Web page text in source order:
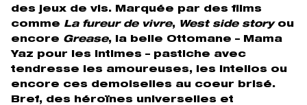
des jeux de vis. Marquée par des films
comme La fureur de vivre, West side storyou
encore Grease, la belle Ottomane – Mama
Yaz pour les intimes – pastiche avec
tendresse les amoureuses, les intellos ou
encore ces demoiselles au coeur brisé.
Bref, des héroïnes universelles et